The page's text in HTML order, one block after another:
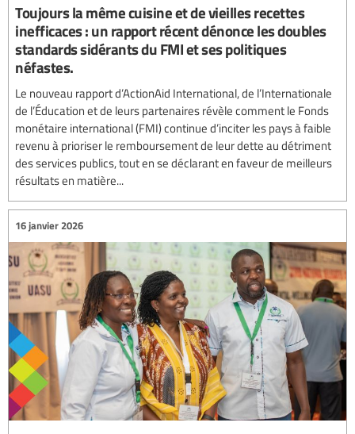
Toujours la même cuisine et de vieilles recettes
inefficaces : un rapport récent dénonce les doubles
standards sidérants du FMI et ses politiques
néfastes.
Le nouveau rapport d’ActionAid International, de l’Internationale
de l’Éducation et de leurs partenaires révèle comment le Fonds
monétaire international (FMI) continue d’inciter les pays à faible
revenu à prioriser le remboursement de leur dette au détriment
des services publics, tout en se déclarant en faveur de meilleurs
résultats en matière...
16 janvier 2026